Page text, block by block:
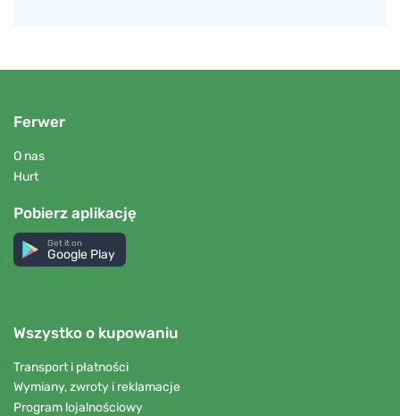
Ferwer
O nas
Hurt
Pobierz aplikację
Get it on
Google Play
Wszystko o kupowaniu
Transport i płatności
Wymiany, zwroty i reklamacje
Program lojalnościowy